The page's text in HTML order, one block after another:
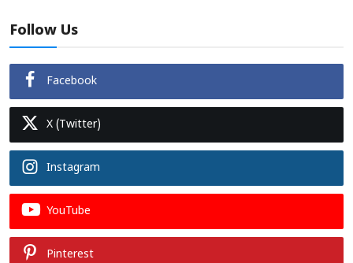
Follow Us
Facebook
X (Twitter)
Instagram
YouTube
Pinterest